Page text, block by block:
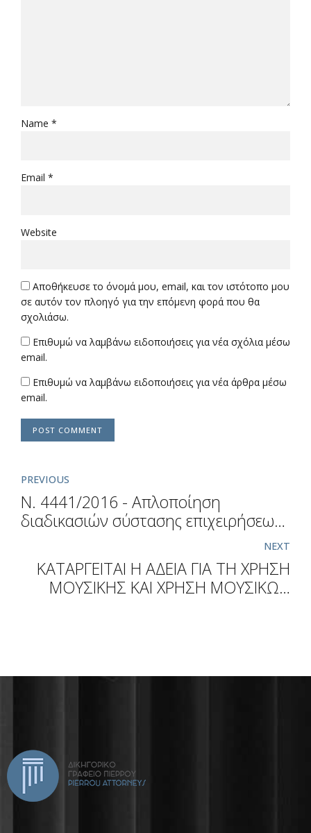
Name *
Email *
Website
Αποθήκευσε το όνομά μου, email, και τον ιστότοπο μου
σε αυτόν τον πλοηγό για την επόμενη φορά που θα
σχολιάσω.
Επιθυμώ να λαμβάνω ειδοποιήσεις για νέα σχόλια μέσω
email.
Επιθυμώ να λαμβάνω ειδοποιήσεις για νέα άρθρα μέσω
email.
POST COMMENT
PREVIOUS
Ν. 4441/2016 - Aπλοποίηση
διαδικασιών σύστασης επιχειρήσεων
NEXT
ΚΑΤΑΡΓΕΙΤΑΙ Η ΑΔΕΙΑ ΓΙΑ ΤΗ ΧΡΗΣΗ
ΜΟΥΣΙΚΗΣ ΚΑΙ ΧΡΗΣΗ ΜΟΥΣΙΚΩΝ